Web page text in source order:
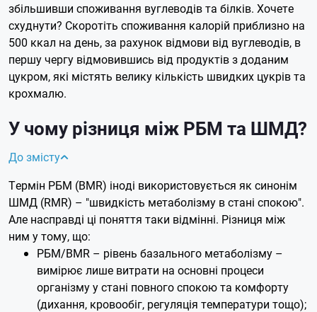
збільшивши споживання вуглеводів та білків. Хочете
схуднути? Скоротіть споживання калорій приблизно на
500 ккал на день, за рахунок відмови від вуглеводів, в
першу чергу відмовившись від продуктів з доданим
цукром, які містять велику кількість швидких цукрів та
крохмалю.
У чому різниця між РБМ та ШМД?
До змісту
Термін РБМ (BMR) іноді використовується як синонім
ШМД (RMR) – "швидкість метаболізму в стані спокою".
Але насправді ці поняття таки відмінні. Різниця між
ним у тому, що:
РБМ/BMR – рівень базального метаболізму –
вимірює лише витрати на основні процеси
організму у стані повного спокою та комфорту
(дихання, кровообіг, регуляція температури тощо);